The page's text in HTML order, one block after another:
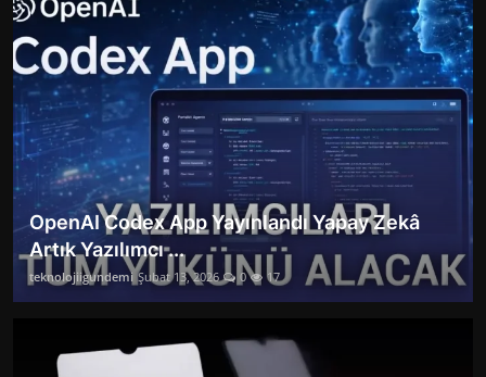
OpenAI Codex App Yayınlandı Yapay Zekâ
Artık Yazılımcı ...
teknolojiigundemi Şubat 13, 2026 0 17